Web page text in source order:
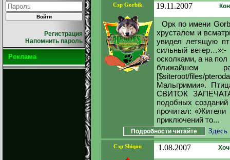
Регистрация
Напомнить пароль
Реклама
Сэр Gorbik 19.11.2007
Орк по имени
хрусталем и
увидел летящую
сильный ветер…»:-
осколками, а на
ближайшем
[$siteroot/files/
Мальгримии».
СВИТОК
подобных
прочитал:
приключений то...
Подробности читайте Здесь
Сэр Shiqou 1.08.2007